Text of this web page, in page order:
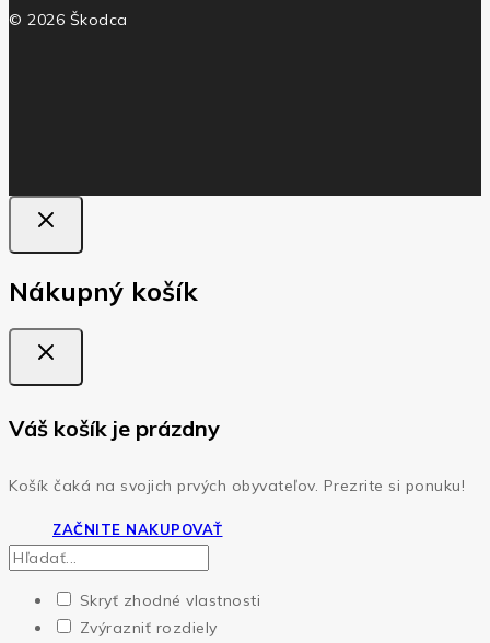
© 2026 Škodca
Nákupný košík
Váš košík je prázdny
Košík čaká na svojich prvých obyvateľov. Prezrite si ponuku!
ZAČNITE NAKUPOVAŤ
Skryť zhodné vlastnosti
Zvýrazniť rozdiely